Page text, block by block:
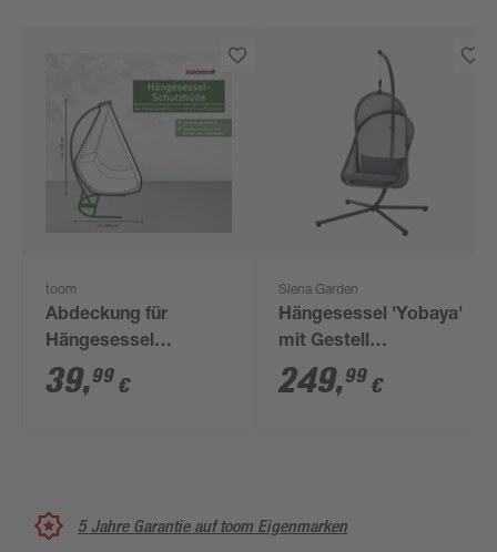
toom
Abdeckung für
Hängesessel
wasserabweisend
140 x 100 cm
39,99 €
Siena Garden
Hängesessel 'Yobaya'
mit Gestell
blau/schwarz 123 x
195 x 106 cm
249,99 €
5 Jahre Garantie auf toom Eigenmarken